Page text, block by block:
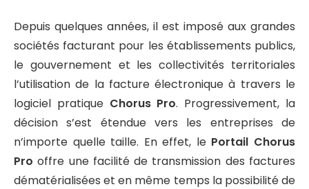
Depuis quelques années, il est imposé aux grandes
sociétés facturant pour les établissements publics,
le gouvernement et les collectivités territoriales
l’utilisation de la facture électronique à travers le
logiciel pratique Chorus Pro. Progressivement, la
décision s’est étendue vers les entreprises de
n’importe quelle taille. En effet, le Portail Chorus
Pro offre une facilité de transmission des factures
dématérialisées et en même temps la possibilité de